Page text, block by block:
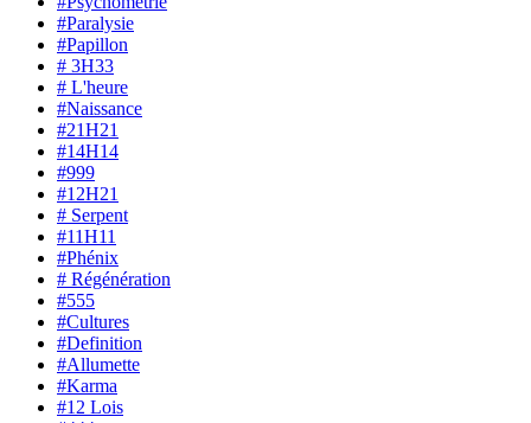
#Paralysie
#Papillon
# 3H33
# L'heure
#Naissance
#21H21
#14H14
#999
#12H21
# Serpent
#11H11
#Phénix
# Régénération
#555
#Cultures
#Definition
#Allumette
#Karma
#12 Lois